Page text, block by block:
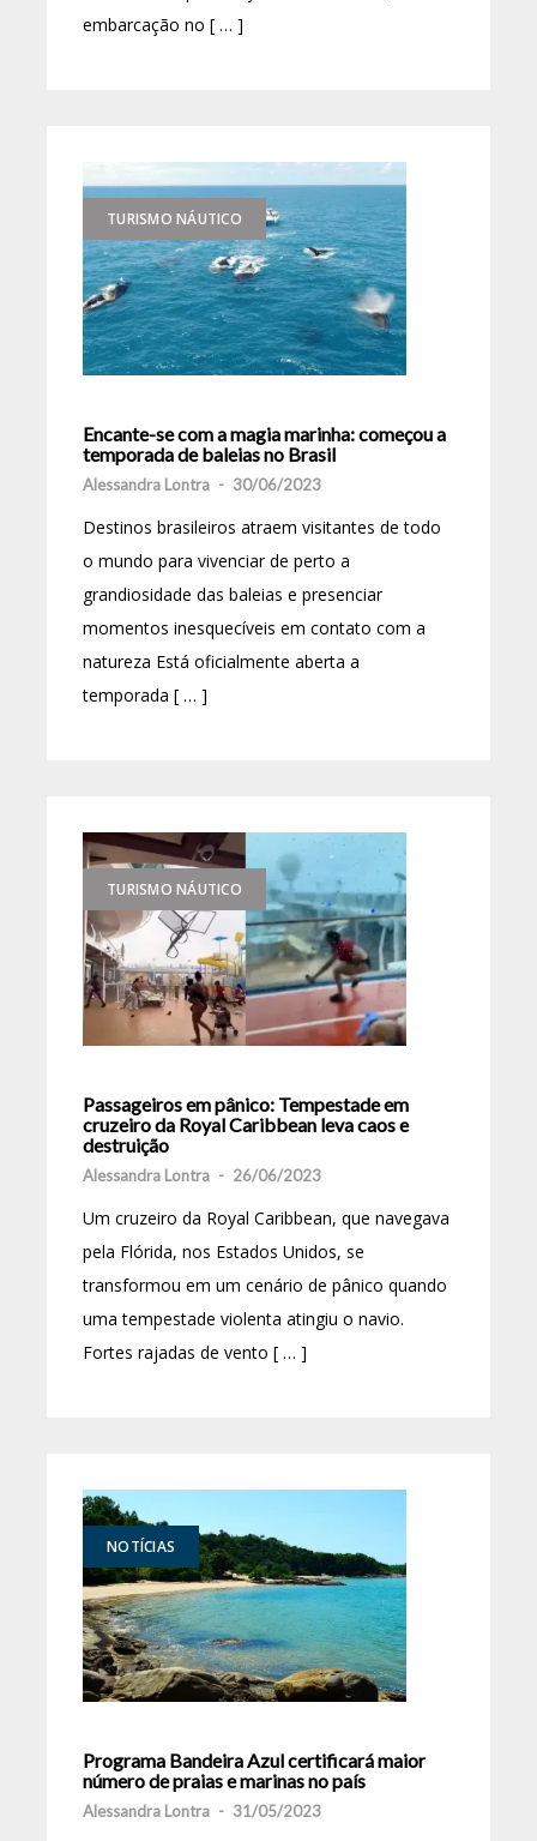
embarcação no [ … ]
TURISMO NÁUTICO
Encante-se com a magia marinha: começou a
temporada de baleias no Brasil
Alessandra Lontra - 30/06/2023
Destinos brasileiros atraem visitantes de todo
o mundo para vivenciar de perto a
grandiosidade das baleias e presenciar
momentos inesquecíveis em contato com a
natureza Está oficialmente aberta a
temporada [ … ]
TURISMO NÁUTICO
Passageiros em pânico: Tempestade em
cruzeiro da Royal Caribbean leva caos e
destruição
Alessandra Lontra - 26/06/2023
Um cruzeiro da Royal Caribbean, que navegava
pela Flórida, nos Estados Unidos, se
transformou em um cenário de pânico quando
uma tempestade violenta atingiu o navio.
Fortes rajadas de vento [ … ]
NOTÍCIAS
Programa Bandeira Azul certificará maior
número de praias e marinas no país
Alessandra Lontra - 31/05/2023